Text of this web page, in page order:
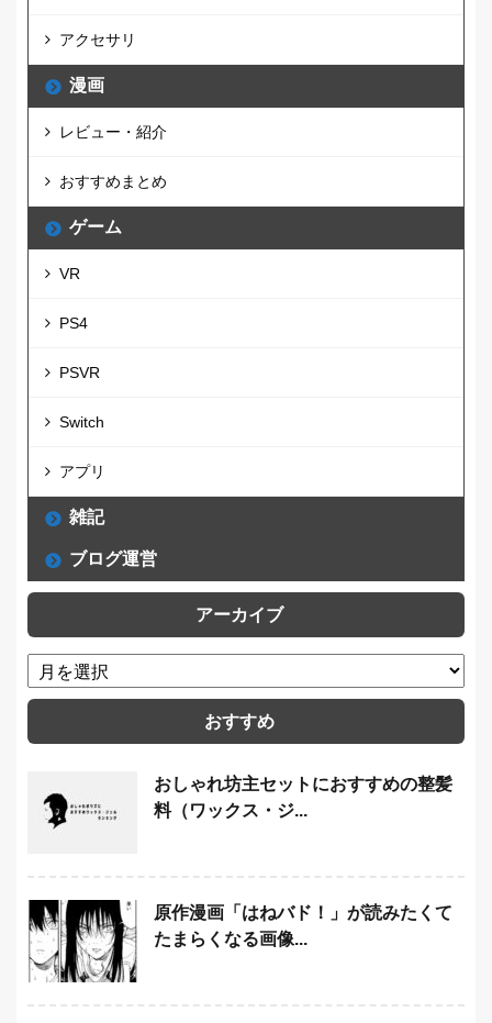
アクセサリ
漫画
レビュー・紹介
おすすめまとめ
ゲーム
VR
PS4
PSVR
Switch
アプリ
雑記
ブログ運営
アーカイブ
おすすめ
おしゃれ坊主セットにおすすめの整髪
料（ワックス・ジ...
原作漫画「はねバド！」が読みたくて
たまらくなる画像...